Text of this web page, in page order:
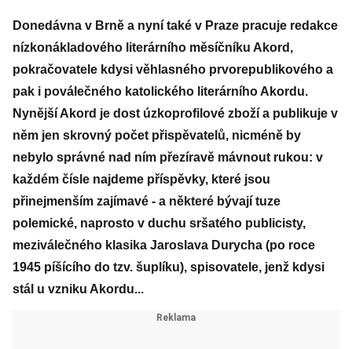
Donedávna v Brně a nyní také v Praze pracuje redakce
nízkonákladového literárního měsíčníku Akord,
pokračovatele kdysi věhlasného prvorepublikového a
pak i poválečného katolického literárního Akordu.
Nynější Akord je dost úzkoprofilové zboží a publikuje v
něm jen skrovný počet přispěvatelů, nicméně by
nebylo správné nad ním přezíravě mávnout rukou: v
každém čísle najdeme příspěvky, které jsou
přinejmenším zajímavé - a některé bývají tuze
polemické, naprosto v duchu sršatého publicisty,
meziválečného klasika Jaroslava Durycha (po roce
1945 píšícího do tzv. šuplíku), spisovatele, jenž kdysi
stál u vzniku Akordu...